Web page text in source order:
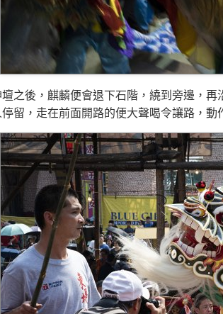
之後，麒麟便會退下石階，繞到旁邊，
留，走在前面開路的便大聲喝令讓路，動